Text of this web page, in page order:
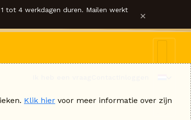
tot 4 werkdagen duren. Mailen werkt ×
Klik hier voor meer informatie over zijn